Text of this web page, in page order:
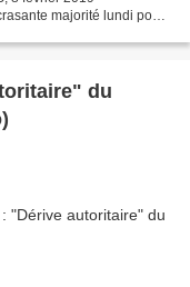
majorité lundi pour
du